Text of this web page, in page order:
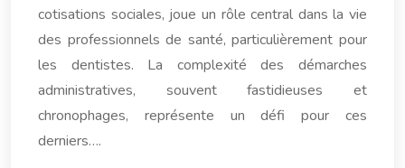
cotisations sociales, joue un rôle central dans la vie
des professionnels de santé, particulièrement pour
les dentistes. La complexité des démarches
administratives, souvent fastidieuses et
chronophages, représente un défi pour ces
derniers….